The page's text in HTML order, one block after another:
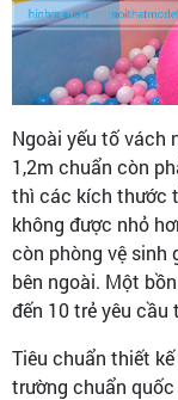
Ngoài yếu tố vách
1,2m chuẩn còn
thì các kích thước
không được nhỏ
còn phòng vệ sinh
bên ngoài. Một
đến 10 trẻ yêu cầu
Tiêu chuẩn thiết
trường chuẩn